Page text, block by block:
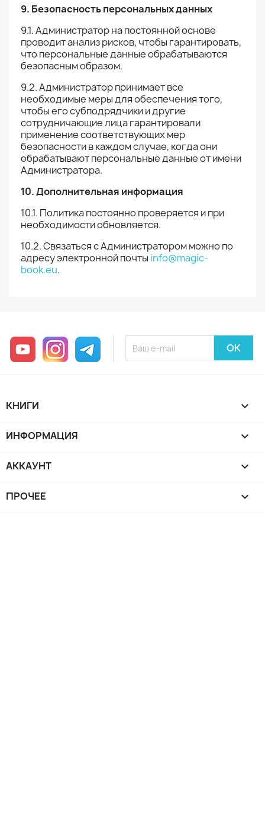
9. Безопасность персональных данных
9.1. Администратор на постоянной основе
проводит анализ рисков, чтобы гарантировать,
что персональные данные обрабатываются
безопасным образом.
9.2. Администратор принимает все
необходимые меры для обеспечения того,
чтобы его субподрядчики и другие
сотрудничающие лица гарантировали
применение соответствующих мер
безопасности в каждом случае, когда они
обрабатывают персональные данные от имени
Администратора.
10. Дополнительная информация
10.1. Политика постоянно проверяется и при
необходимости обновляется.
10.2. Связаться с Администратором можно по
адресу электронной почты info@magic-
book.eu.
YouTube InstagramTelegram
КНИГИ 
ИНФОРМАЦИЯ 
АККАУНТ 
ПРОЧЕЕ 